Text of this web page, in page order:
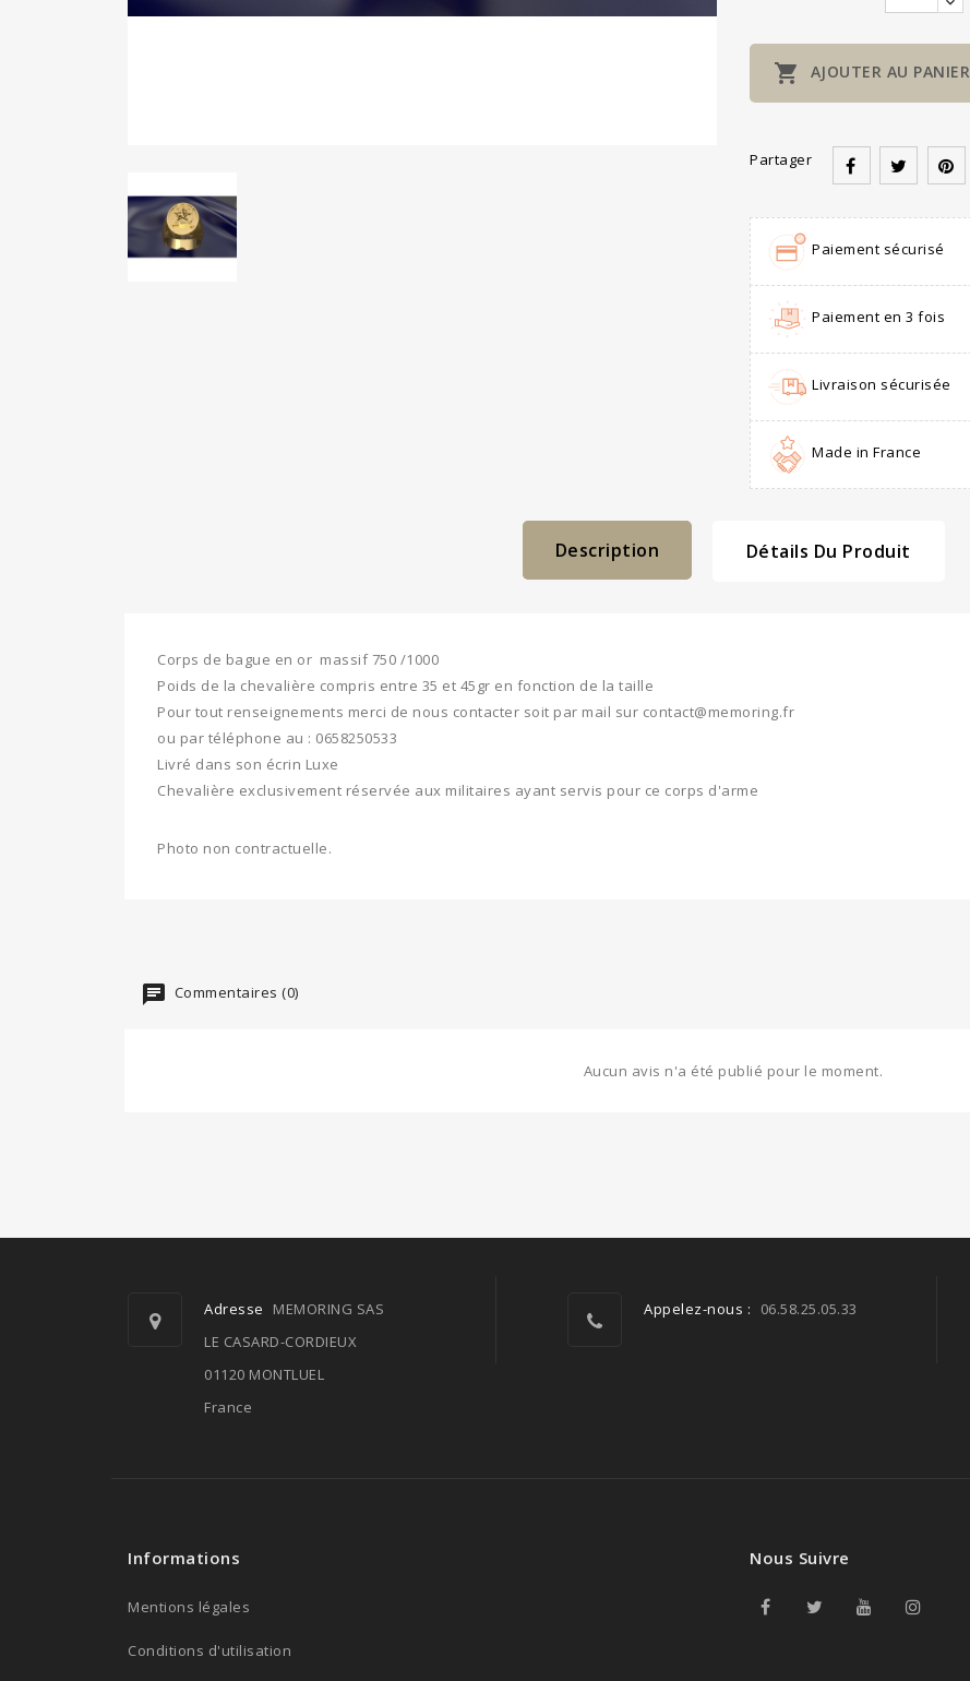
 AJOUTER AU PANIER
Partager
Paiement sécurisé
Paiement en 3 fois
Livraison sécurisée
Made in France
Description Détails Du Produit
Corps de bague en or massif 750 /1000
Poids de la chevalière compris entre 35 et 45gr en fonction de la taille
Pour tout renseignements merci de nous contacter soit par mail sur contact@memoring.fr
ou par téléphone au : 0658250533
Livré dans son écrin Luxe
Chevalière exclusivement réservée aux militaires ayant servis pour ce corps d'arme
Photo non contractuelle.
Commentaires (0)
Aucun avis n'a été publié pour le moment.
Adresse
MEMORING SAS
LE CASARD-CORDIEUX
01120 MONTLUEL
France
Appelez-nous : 06.58.25.05.33
Informations
Mentions légales
Conditions d'utilisation
Nous Suivre